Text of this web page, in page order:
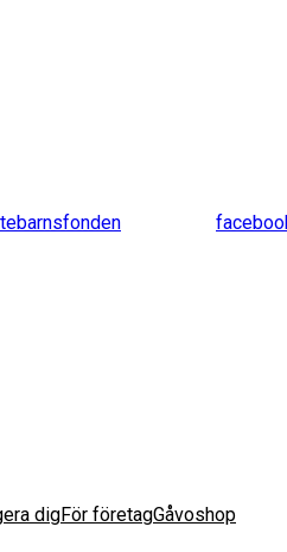
digFör företagGåvoshop